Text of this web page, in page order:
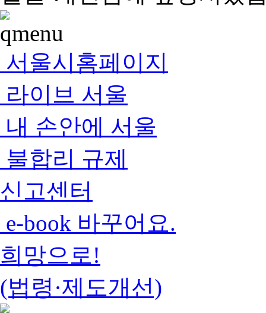
서울시홈페이지
라이브 서울
내 손안에 서울
불합리 규제
신고센터
e-book 바꾸어요.
희망으로!
(법령·제도개선)